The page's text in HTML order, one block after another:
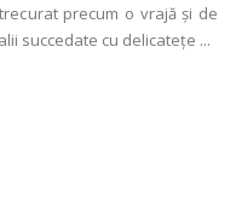
precum o vrajă și de
succedate cu delicateţe ...